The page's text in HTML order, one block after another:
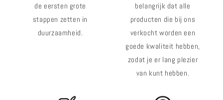
de eersten grote
stappen zetten in
duurzaamheid.
belangrijk dat alle
producten die bij ons
verkocht worden een
goede kwaliteit hebben,
zodat je er lang plezier
van kunt hebben.